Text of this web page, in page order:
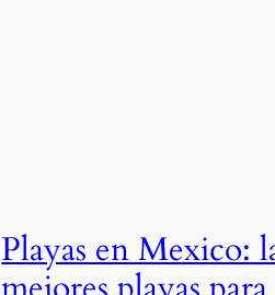
Playas en Mexico: